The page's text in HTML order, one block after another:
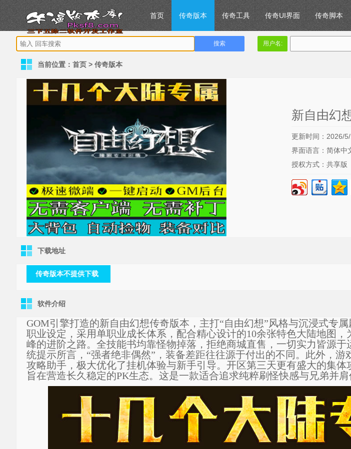
首页 传奇版本 传奇工具 传奇UI界面 传奇脚本
用户名:
当前位置： 首页 > 传奇版本
新自由幻
更新时间：2026/
界面语言：简体中
授权方式：共享版
下载地址
传奇版本不提供下载
软件介绍
GOM引擎打造的新自由幻想传奇版本，主打“自由幻想”风格与沉浸式专
职业设定，采用单职业成长体系，配合精心设计的10余张特色大陆地图
峰的进阶之路。全技能书均靠怪物掉落，拒绝商城直售，一切实力皆源于
统提示所言，“强者绝非偶然”，装备差距往往源于付出的不同。此外，游
攻略助手，极大优化了挂机体验与新手引导。开区第三天更有盛大的集体
旨在营造长久稳定的PK生态。这是一款适合追求纯粹刷怪快感与兄弟并肩